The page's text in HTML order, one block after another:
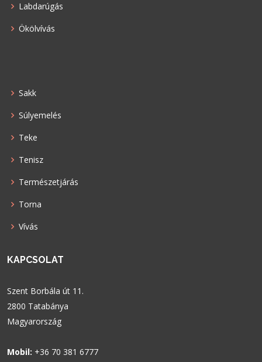
Labdarúgás
Ökölvívás
Sakk
Súlyemelés
Teke
Tenisz
Természetjárás
Torna
Vívás
KAPCSOLAT
Szent Borbála út 11.
2800 Tatabánya
Magyarország
Mobil: +36 70 381 6777